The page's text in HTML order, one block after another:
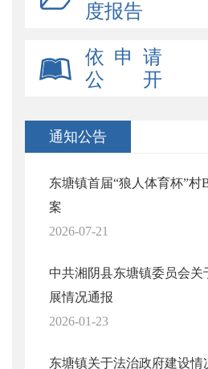
度报告
依 申 请
公 开
通知公告
东塘镇首届“狼人体育杯”村
案
2026-07-21
中共湘阴县东塘镇委员会关
展情况通报
2026-01-23
东塘镇关于法治政府建设情